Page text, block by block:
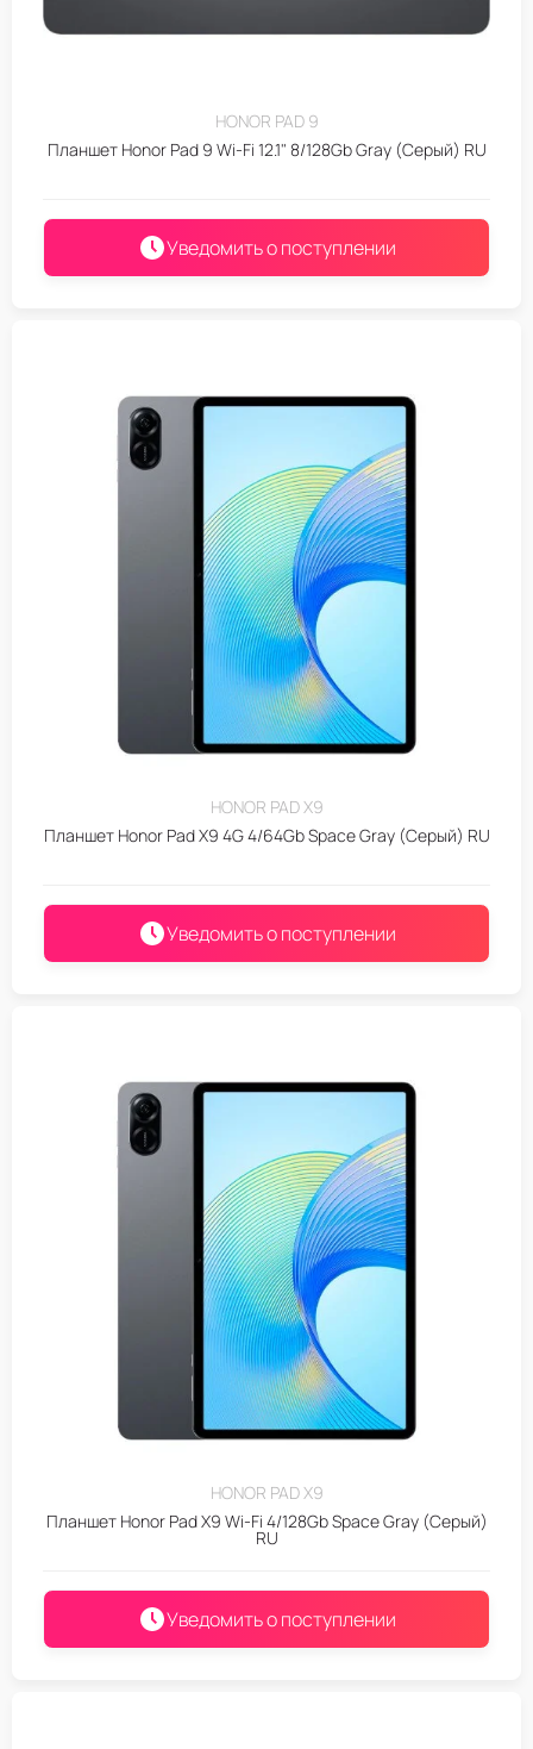
HONOR PAD 9
Планшет Honor Pad 9 Wi-Fi 12.1" 8/128Gb Gray (Серый) RU
Уведомить о поступлении
HONOR PAD X9
Планшет Honor Pad X9 4G 4/64Gb Space Gray (Серый) RU
Уведомить о поступлении
HONOR PAD X9
Планшет Honor Pad X9 Wi-Fi 4/128Gb Space Gray (Серый)
RU
Уведомить о поступлении